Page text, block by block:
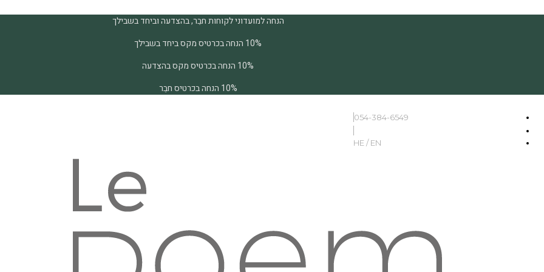
הנחה למועדוני לקוחות חבֵר, בהצדעה וביחד בשבילך
10% הנחה בכרטיס מקס ביחד בשבילך
10% הנחה בכרטיס מקס בהצדעה
10% הנחה בכרטיס חבֵר
054-384-6549
HE / EN